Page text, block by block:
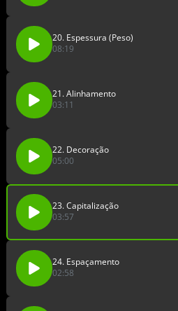
20. Espessura (Peso)
08:19
21. Alinhamento
03:11
22. Decoração
05:00
23. Capitalização
03:57
24. Espaçamento
02:58